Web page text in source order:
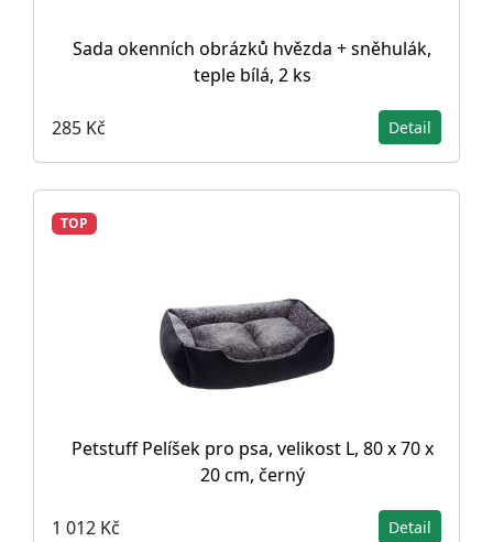
Sada okenních obrázků hvězda + sněhulák,
teple bílá, 2 ks
285 Kč Detail
TOP
Petstuff Pelíšek pro psa, velikost L, 80 x 70 x
20 cm, černý
1 012 Kč Detail